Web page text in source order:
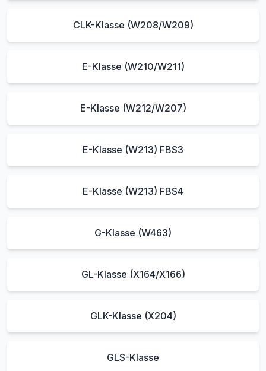
CLK-Klasse (W208/W209)
E-Klasse (W210/W211)
E-Klasse (W212/W207)
E-Klasse (W213) FBS3
E-Klasse (W213) FBS4
G-Klasse (W463)
GL-Klasse (X164/X166)
GLK-Klasse (X204)
GLS-Klasse